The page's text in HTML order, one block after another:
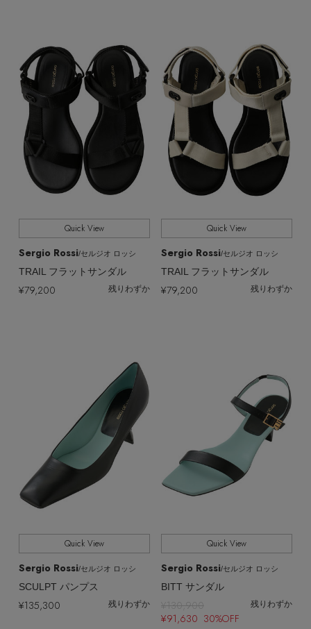
Quick View
Sergio Rossi/セルジオ ロッシ
TRAIL フラットサンダル
¥79,200 残りわずか
Quick View
Sergio Rossi/セルジオ ロッシ
TRAIL フラットサンダル
¥79,200 残りわずか
Quick View
Sergio Rossi/セルジオ ロッシ
SCULPT パンプス
¥135,300 残りわずか
Quick View
Sergio Rossi/セルジオ ロッシ
BITT サンダル
¥130,900 残りわずか
¥91,630 30%OFF